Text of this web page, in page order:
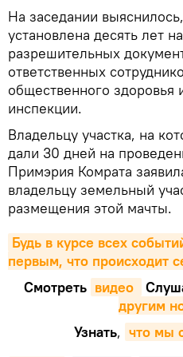
На заседании
установлена десять лет
разрешительных
ответственных
общественного здоровья
инспекции.
Владельцу участка, на
дали 30 дней на
Примэрия Комрата
владельцу земельный
размещения этой мачты.
Будь в курсе всех
первым, что происходит
Смотреть видео
другим
Узнать, что мы